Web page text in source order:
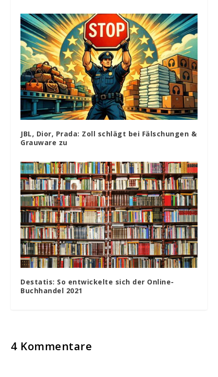
JBL, Dior, Prada: Zoll schlägt bei Fälschungen &
Grauware zu
Destatis: So entwickelte sich der Online-
Buchhandel 2021
4 Kommentare